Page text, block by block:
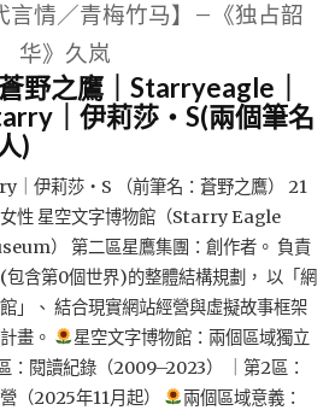
言情／青梅竹马】–《独占韶
华》久岚
野之鷹｜Starryeagle｜
｜伊莉莎・S(兩個筆名
)
伊莉莎・S （前筆名：蒼野之鷹） 21
性 星空文字博物館（Starry Eagle
） 第二區星鷹集團：創作者。 負責
包含第0個世界)的整體結構規劃， 以「網
」、 結合現實網站經營與虛擬故事框架
畫。
星空文字博物館：兩個區域獨立
：閱讀紀錄（2009–2023） ｜第2區：
（2025年11月起）
兩個區域意義：